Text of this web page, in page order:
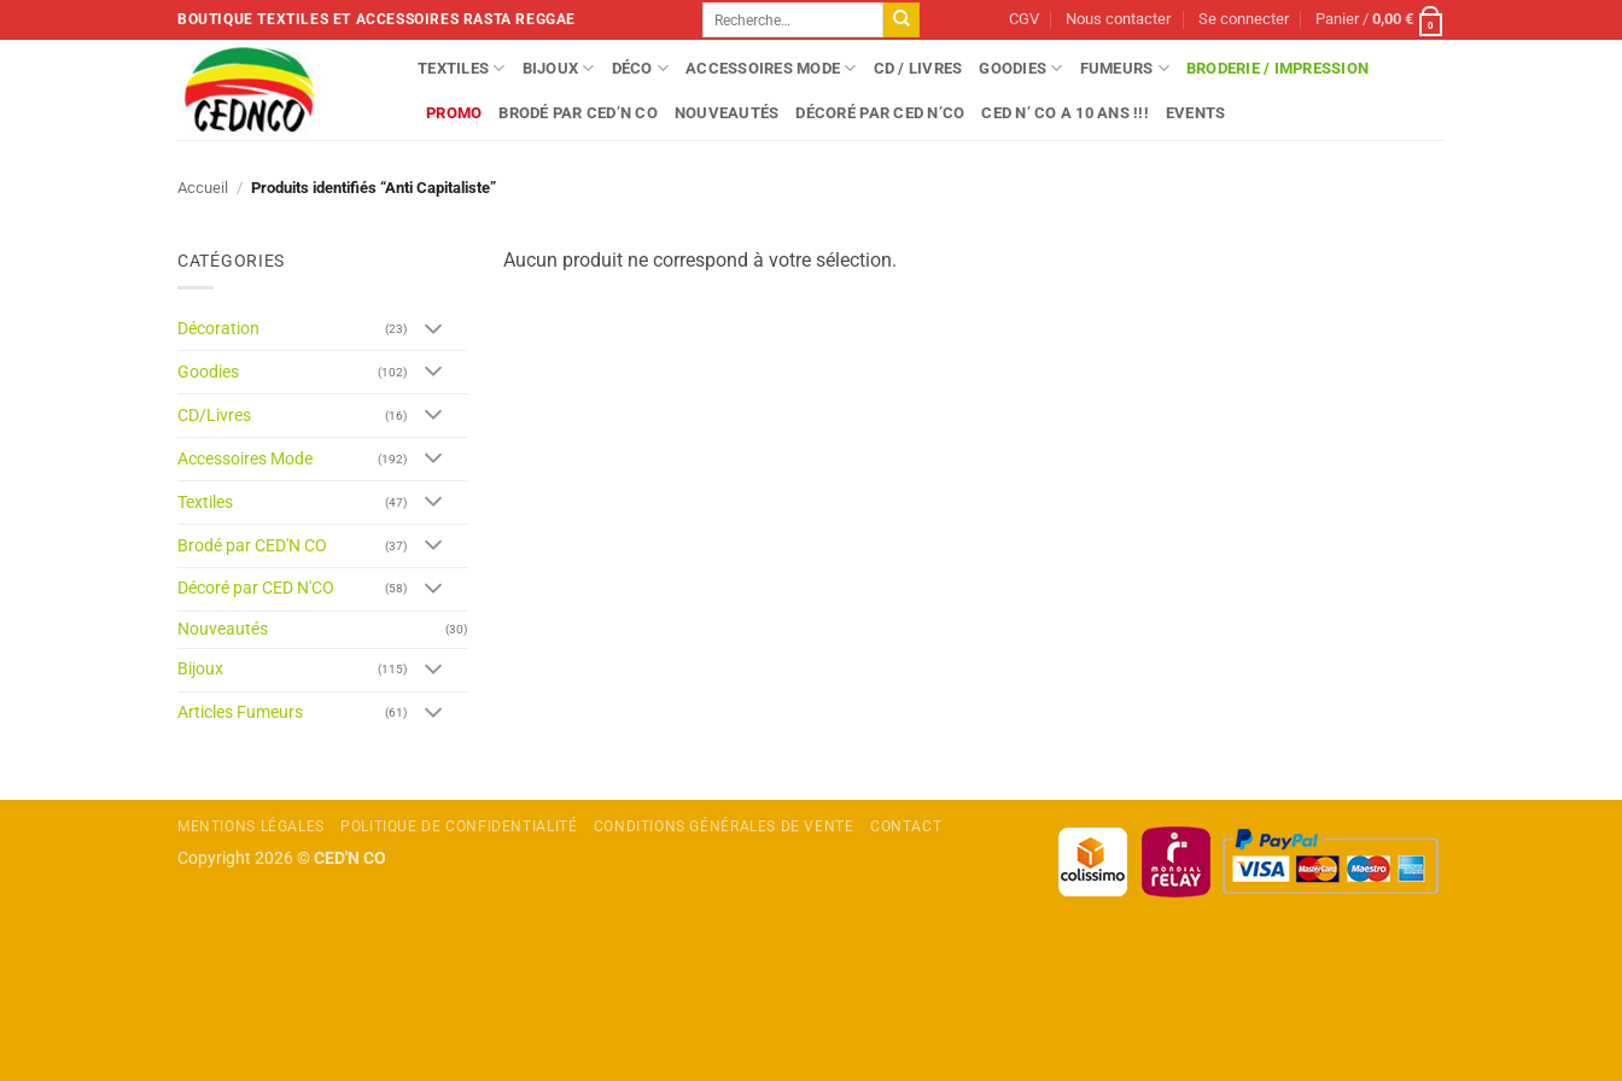
to
BOUTIQUE TEXTILES ET ACCESSOIRES RASTA REGGAE
Recherche
pour :
CGV Nous contacter Se connecter Panier /0,00€ 0
TEXTILES BIJOUX DÉCO ACCESSOIRES MODE CD / LIVRES GOODIES FUMEURS BRODERIE / IMPRESSION
PROMO BRODÉ PAR CED’N CO NOUVEAUTÉS DÉCORÉ PAR CED N’CO CED N’ CO A 10 ANS !!! EVENTS
Accueil / Produits identifiés “Anti Capitaliste”
CATÉGORIES
Décoration (23)
Goodies (102)
CD/Livres (16)
Accessoires Mode (192)
Textiles (47)
Brodé par CED'N CO (37)
Décoré par CED N'CO (58)
Nouveautés (30)
Bijoux (115)
Articles Fumeurs (61)
Aucun produit ne correspond à votre sélection.
MENTIONS LÉGALES POLITIQUE DE CONFIDENTIALITÉ CONDITIONS GÉNÉRALES DE VENTE CONTACT
Copyright 2026 ©CED'N CO